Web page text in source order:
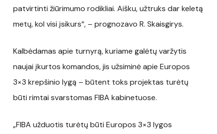
patvirtinti žiūrimumo rodikliai. Aišku, užtruks dar keletą
metų, kol visi įsikurs“, – prognozavo R. Skaisgirys.
Kalbėdamas apie turnyrą, kuriame galėtų varžytis
naujai įkurtos komandos, jis užsiminė apie Europos
3×3 krepšinio lygą – būtent toks projektas turėtų
būti rimtai svarstomas FIBA kabinetuose.
„FIBA užduotis turėtų būti Europos 3×3 lygos